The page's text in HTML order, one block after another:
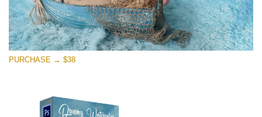
(1783 Overlays)
Large 6000*4000px
Скачать Бесплатно
PURCHASE → $38